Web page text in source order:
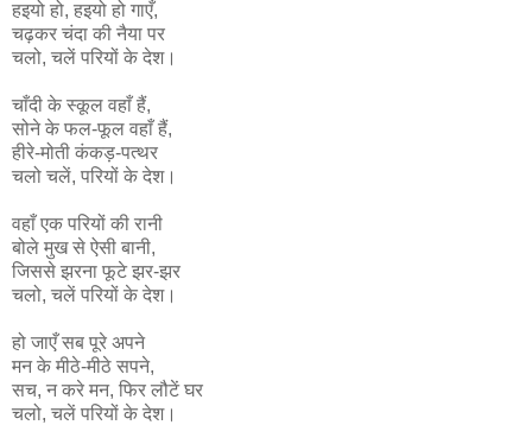
हइयो हो, हइयो हो गाएँ,
चढ़कर चंदा की नैया पर
चलो, चलें परियों के देश।
चाँदी के स्कूल वहाँ हैं,
सोने के फल-फूल वहाँ हैं,
हीरे-मोती कंकड़-पत्थर
चलो चलें, परियों के देश।
वहाँ एक परियों की रानी
बोले मुख से ऐसी बानी,
जिससे झरना फूटे झर-झर
चलो, चलें परियों के देश।
हो जाएँ सब पूरे अपने
मन के मीठे-मीठे सपने,
सच, न करे मन, फिर लौटें घर
चलो, चलें परियों के देश।